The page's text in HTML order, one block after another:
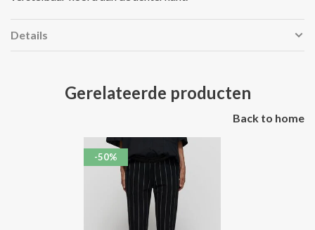
Details
Gerelateerde producten
Back to home
-50%